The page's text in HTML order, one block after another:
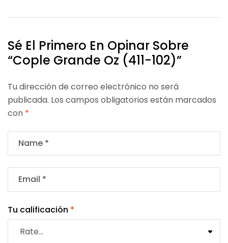
Sé El Primero En Opinar Sobre
“Cople Grande Oz (411-102)”
Tu dirección de correo electrónico no será
publicada. Los campos obligatorios están marcados
con *
Tu calificación *